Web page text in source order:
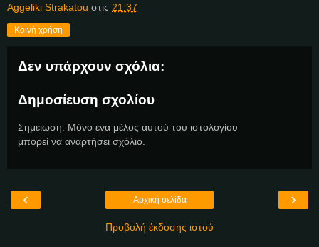
Aggeliki Strakatou στις 21:37
Κοινή χρήση
Δεν υπάρχουν σχόλια:
Δημοσίευση σχολίου
Σημείωση: Μόνο ένα μέλος αυτού του ιστολογίου
μπορεί να αναρτήσει σχόλιο.
‹ ›
Αρχική σελίδα
Προβολή έκδοσης ιστού